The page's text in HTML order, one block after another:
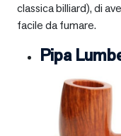
classica billiard), di
facile da fumare.
Pipa